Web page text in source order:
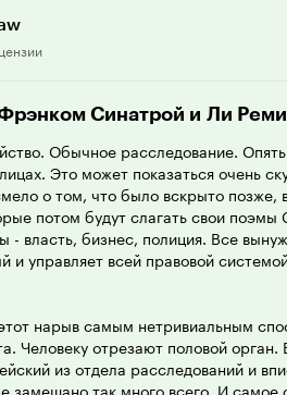
Синатрой и Ли
Обычное расследование.
Это может показаться очень
о том, что было вскрыто
потом будут слагать свои
- власть, бизнес, полиция. Все
и управляет всей правовой
нарыв самым нетривиальным
Человеку отрезают половой орган.
из отдела расследований и
замешано так много всего. И самое